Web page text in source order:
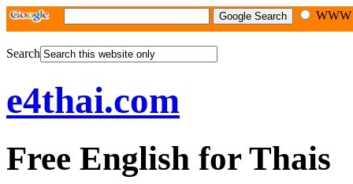
Search
e4thai.com
Free English for Thais